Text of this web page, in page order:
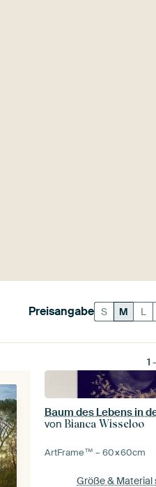
Preisangabe S M L
1 -
Baum des Lebens in
vonBianca Wisseloo
ArtFrame™ –60×60cm
Größe & Material